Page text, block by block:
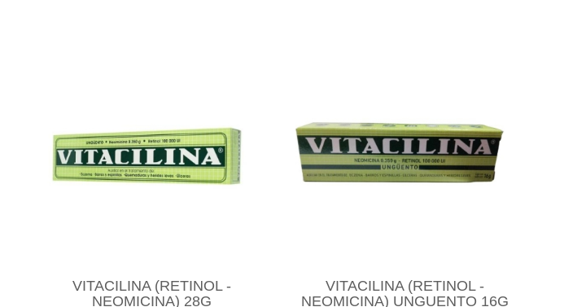
VITACILINA (RETINOL -
NEOMICINA) 28G
VITACILINA (RETINOL -
NEOMICINA) UNGUENTO 16G